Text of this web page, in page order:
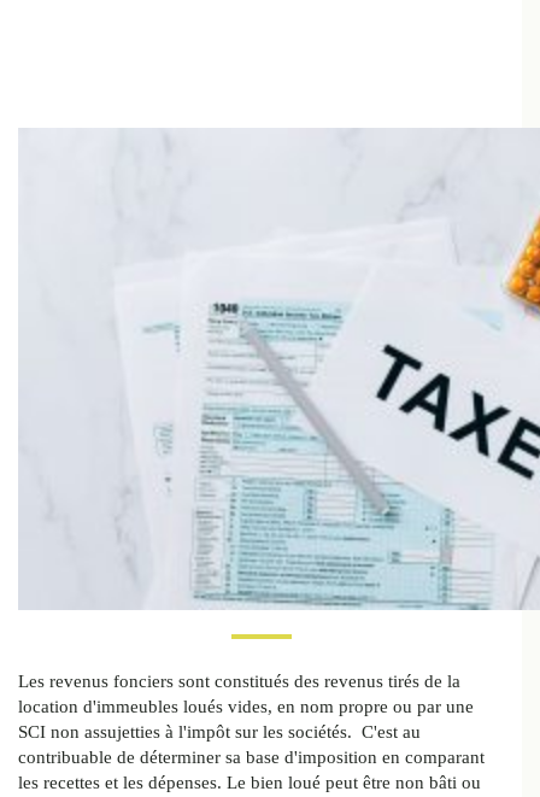
Les revenus fonciers sont constitués des revenus tirés de la
location d'immeubles loués vides, en nom propre ou par une
SCI non assujetties à l'impôt sur les sociétés. C'est au
contribuable de déterminer sa base d'imposition en comparant
les recettes et les dépenses. Le bien loué peut être non bâti ou